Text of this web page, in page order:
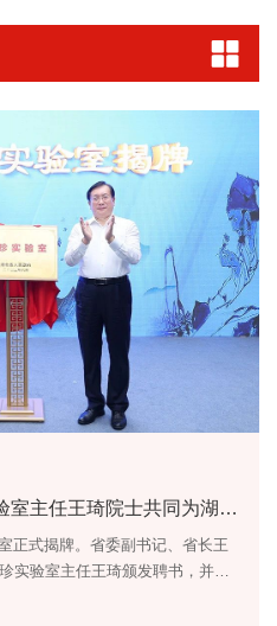
省长王忠林、湖北时珍实验室主任王琦院士共同为湖北时珍实验室揭牌 湖北中医药大学牵头组建湖北时珍实验室
正式揭牌。省委副书记、省长王
实验室主任王琦颁发聘书，并共